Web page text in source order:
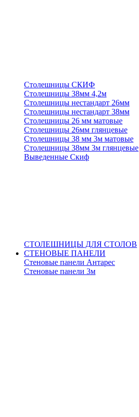
Столешницы СКИФ
Столешницы 38мм 4,2м
Столешницы нестандарт 26мм
Столешницы нестандарт 38мм
Столешницы 26 мм матовые
Столешницы 26мм глянцевые
Столешницы 38 мм 3м матовые
Столешницы 38мм 3м глянцевые
Выведенные Скиф
СТОЛЕШНИЦЫ ДЛЯ СТОЛОВ
СТЕНОВЫЕ ПАНЕЛИ
Стеновые панели Антарес
Стеновые панели 3м